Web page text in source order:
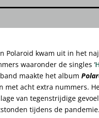
Polaroid kwam uit in het
waaronder de singles ‘
band maakte het album
met acht extra nummers.
van tegenstrijdige
tijdens de pandemie.